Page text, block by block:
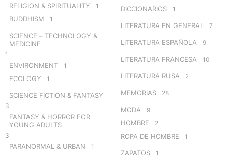
RELIGION & SPIRITUALITY 1
BUDDHISM 1
SCIENCE – TECHNOLOGY &
MEDICINE
1
ENVIRONMENT 1
ECOLOGY 1
SCIENCE FICTION & FANTASY
3
FANTASY & HORROR FOR
YOUNG ADULTS
3
PARANORMAL & URBAN 1
DICCIONARIOS 1
LITERATURA EN GENERAL 7
LITERATURA ESPAÑOLA 9
LITERATURA FRANCESA 10
LITERATURA RUSA 2
MEMORIAS 28
MODA 9
HOMBRE 2
ROPA DE HOMBRE 1
ZAPATOS 1